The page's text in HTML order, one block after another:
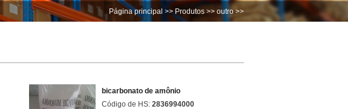
Página principal >>Produtos >> outro>>
bicarbonato de amônio
Código de HS: 2836994000